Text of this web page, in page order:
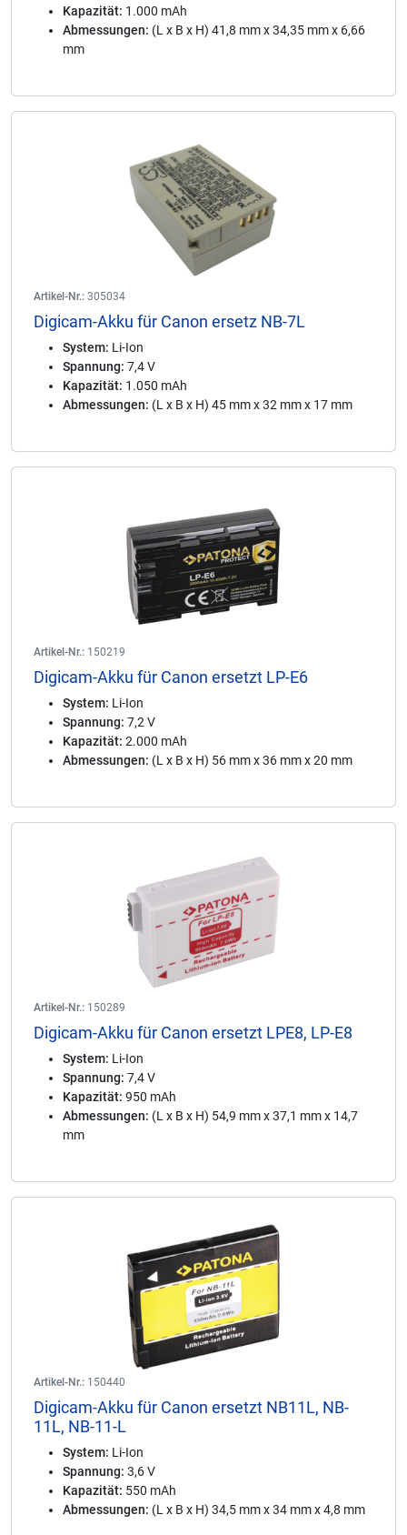
Kapazität: 1.000 mAh
Abmessungen: (L x B x H) 41,8 mm x 34,35 mm x 6,66
mm
Artikel-Nr.: 305034
Digicam-Akku für Canon ersetz NB-7L
System: Li-Ion
Spannung: 7,4 V
Kapazität: 1.050 mAh
Abmessungen: (L x B x H) 45 mm x 32 mm x 17 mm
Artikel-Nr.: 150219
Digicam-Akku für Canon ersetzt LP-E6
System: Li-Ion
Spannung: 7,2 V
Kapazität: 2.000 mAh
Abmessungen: (L x B x H) 56 mm x 36 mm x 20 mm
Artikel-Nr.: 150289
Digicam-Akku für Canon ersetzt LPE8, LP-E8
System: Li-Ion
Spannung: 7,4 V
Kapazität: 950 mAh
Abmessungen: (L x B x H) 54,9 mm x 37,1 mm x 14,7
mm
Artikel-Nr.: 150440
Digicam-Akku für Canon ersetzt NB11L, NB-
11L, NB-11-L
System: Li-Ion
Spannung: 3,6 V
Kapazität: 550 mAh
Abmessungen: (L x B x H) 34,5 mm x 34 mm x 4,8 mm